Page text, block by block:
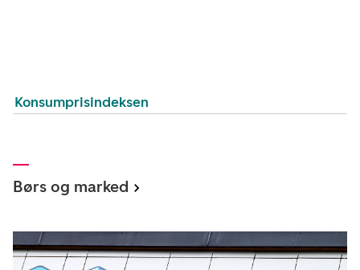
Konsumprisindeksen
Børs og marked